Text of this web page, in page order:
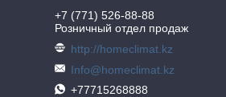
+7 (771) 526-88-88
Розничный отдел продаж
http://homeclimat.kz
Info@homeclimat.kz
+77715268888